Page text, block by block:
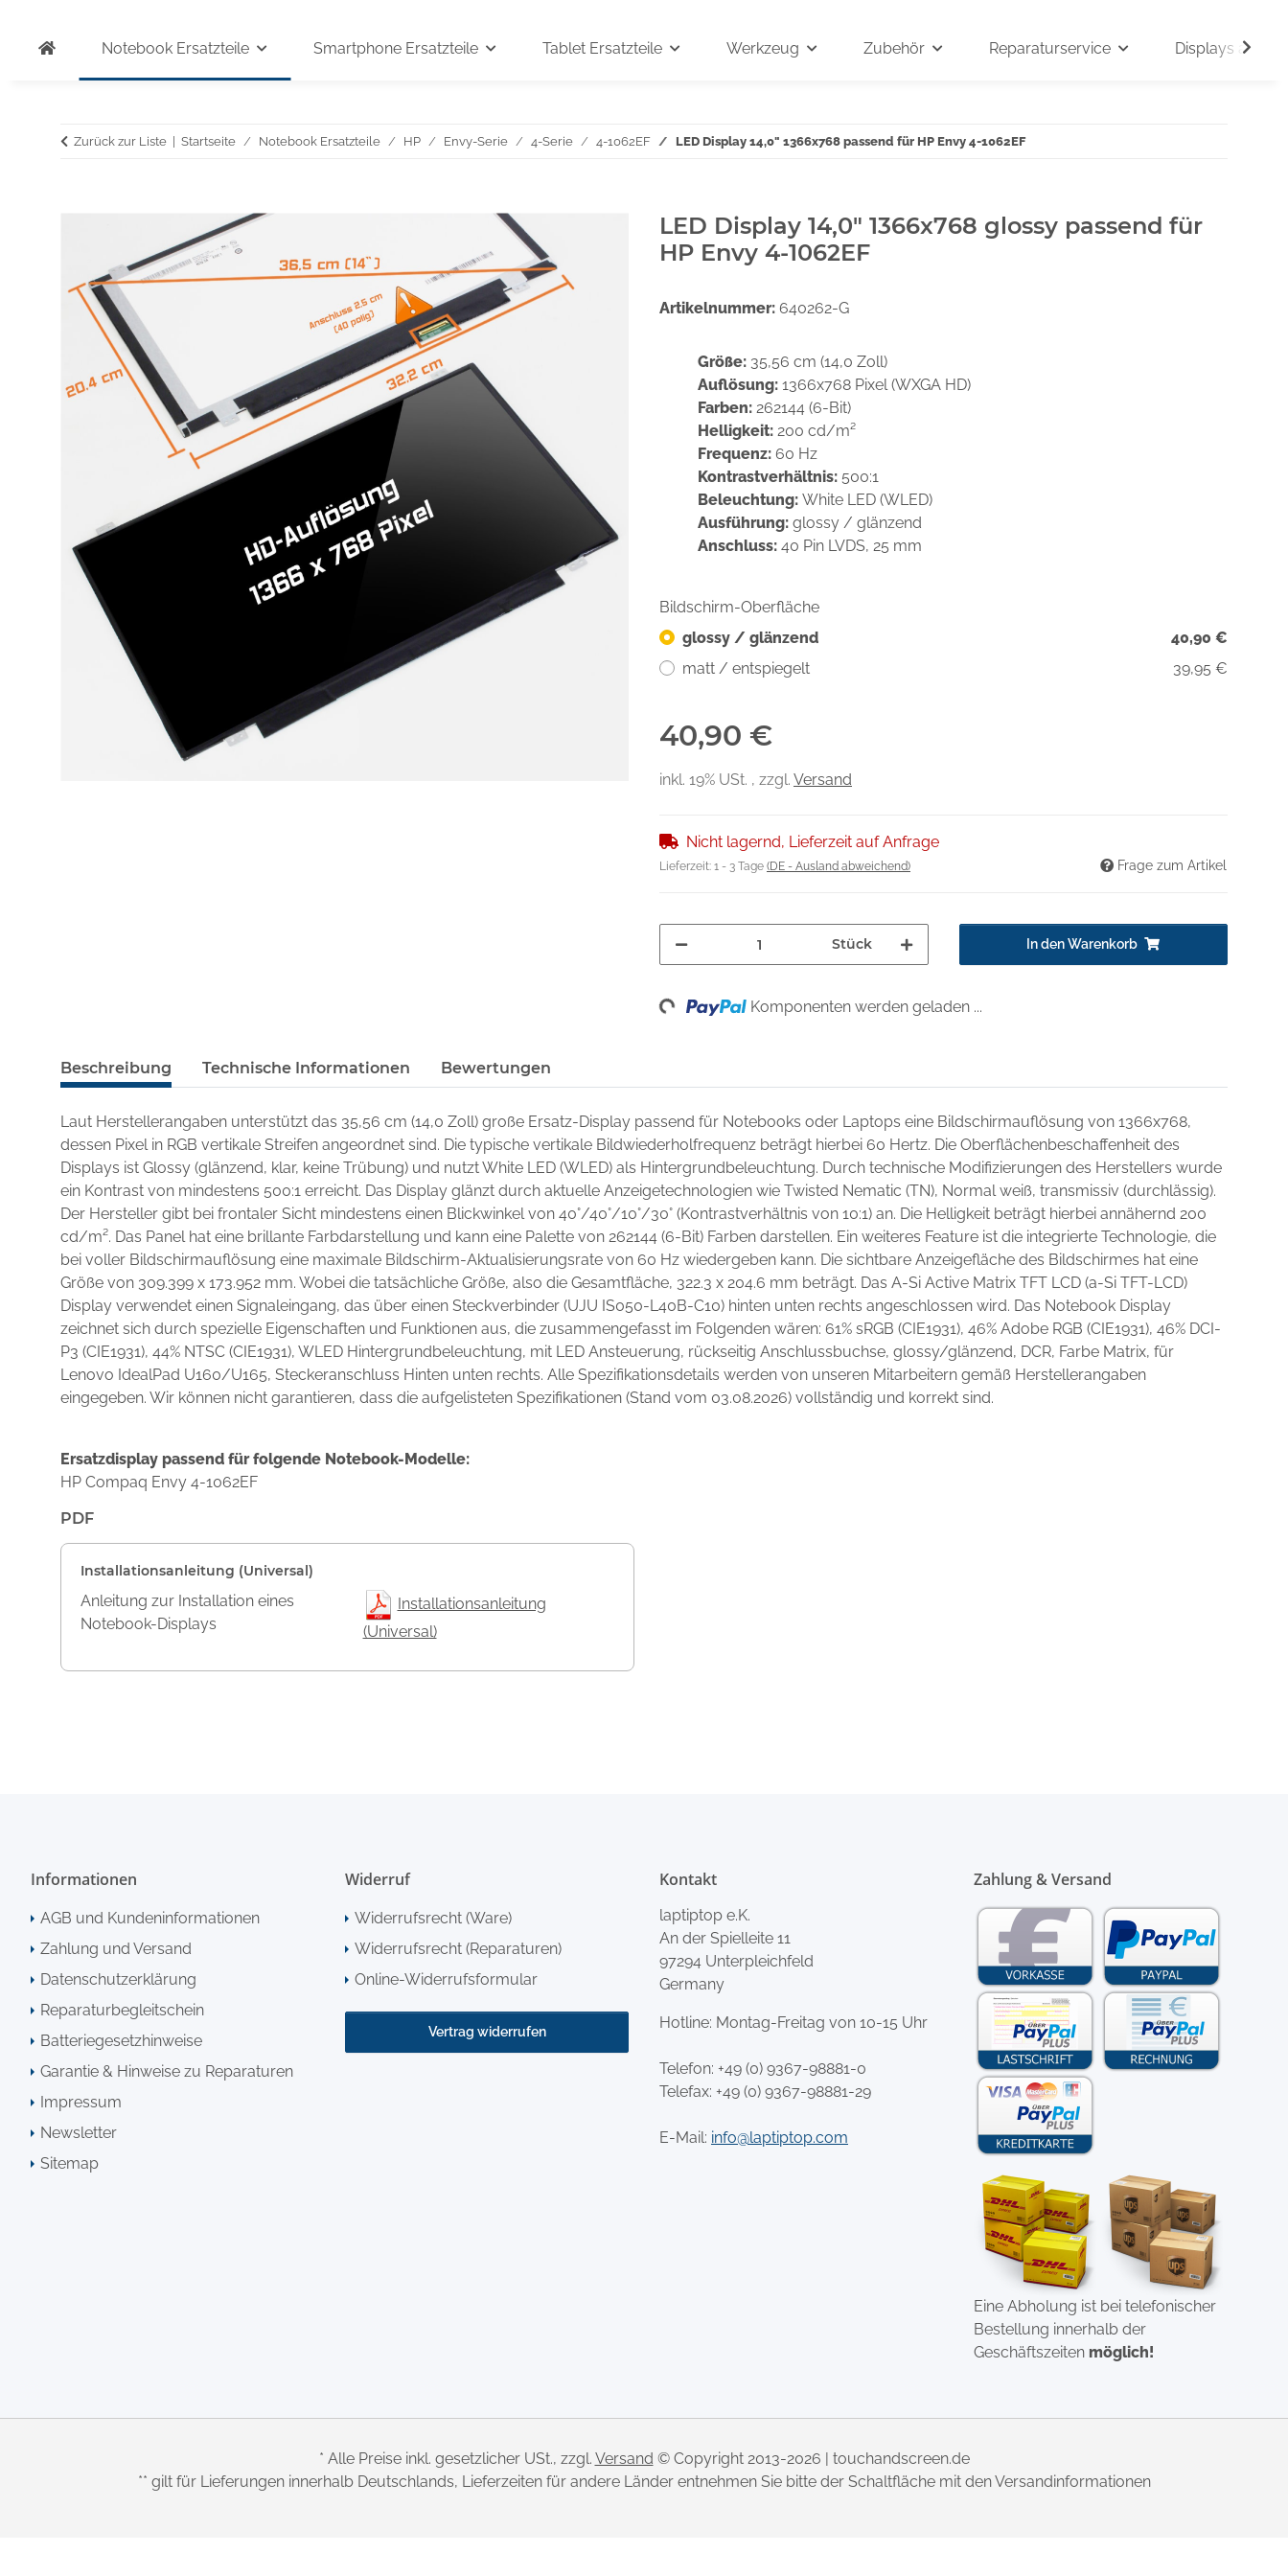
Notebook Ersatzteile Smartphone Ersatzteile Tablet Ersatzteile Werkzeug Zubehör Reparaturservice Displays auf
Zurück zur Liste Startseite Notebook Ersatzteile HP Envy-Serie 4-Serie 4-1062EF LED Display 14,0" 1366x768 passend für HP Envy 4-1062EF
LED Display 14,0" 1366x768 glossy passend für
HP Envy 4-1062EF
Artikelnummer: 640262-G
Größe: 35,56 cm (14,0 Zoll)
Auflösung: 1366x768 Pixel (WXGA HD)
Farben: 262144 (6-Bit)
Helligkeit: 200 cd/m²
Frequenz: 60 Hz
Kontrastverhältnis: 500:1
Beleuchtung: White LED (WLED)
Ausführung: glossy / glänzend
Anschluss: 40 Pin LVDS, 25 mm
Bildschirm-Oberfläche
glossy / glänzend
40,90 €
matt / entspiegelt
39,95 €
40,90 €
inkl. 19% USt. , zzgl. Versand
Nicht lagernd, Lieferzeit auf Anfrage
Lieferzeit: 1 - 3 Tage (DE - Ausland abweichend) Frage zum Artikel
Stück In den Warenkorb
Loading... Komponenten werden geladen ...
Beschreibung Technische Informationen Bewertungen
Laut Herstellerangaben unterstützt das 35,56 cm (14,0 Zoll) große Ersatz-Display passend für Notebooks oder Laptops eine Bildschirmauflösung von 1366x768,
dessen Pixel in RGB vertikale Streifen angeordnet sind. Die typische vertikale Bildwiederholfrequenz beträgt hierbei 60 Hertz. Die Oberflächenbeschaffenheit des
Displays ist Glossy (glänzend, klar, keine Trübung) und nutzt White LED (WLED) als Hintergrundbeleuchtung. Durch technische Modifizierungen des Herstellers wurde
ein Kontrast von mindestens 500:1 erreicht. Das Display glänzt durch aktuelle Anzeigetechnologien wie Twisted Nematic (TN), Normal weiß, transmissiv (durchlässig).
Der Hersteller gibt bei frontaler Sicht mindestens einen Blickwinkel von 40°/40°/10°/30° (Kontrastverhältnis von 10:1) an. Die Helligkeit beträgt hierbei annähernd 200
cd/m². Das Panel hat eine brillante Farbdarstellung und kann eine Palette von 262144 (6-Bit) Farben darstellen. Ein weiteres Feature ist die integrierte Technologie, die
bei voller Bildschirmauflösung eine maximale Bildschirm-Aktualisierungsrate von 60 Hz wiedergeben kann. Die sichtbare Anzeigefläche des Bildschirmes hat eine
Größe von 309.399 x 173.952 mm. Wobei die tatsächliche Größe, also die Gesamtfläche, 322.3 x 204.6 mm beträgt. Das A-Si Active Matrix TFT LCD (a-Si TFT-LCD)
Display verwendet einen Signaleingang, das über einen Steckverbinder (UJU IS050-L40B-C10) hinten unten rechts angeschlossen wird. Das Notebook Display
zeichnet sich durch spezielle Eigenschaften und Funktionen aus, die zusammengefasst im Folgenden wären: 61% sRGB (CIE1931), 46% Adobe RGB (CIE1931), 46% DCI-
P3 (CIE1931), 44% NTSC (CIE1931), WLED Hintergrundbeleuchtung, mit LED Ansteuerung, rückseitig Anschlussbuchse, glossy/glänzend, DCR, Farbe Matrix, für
Lenovo IdealPad U160/U165, Steckeranschluss Hinten unten rechts. Alle Spezifikationsdetails werden von unseren Mitarbeitern gemäß Herstellerangaben
eingegeben. Wir können nicht garantieren, dass die aufgelisteten Spezifikationen (Stand vom 03.08.2026) vollständig und korrekt sind.
Ersatzdisplay passend für folgende Notebook-Modelle:
HP Compaq Envy 4-1062EF
PDF
Installationsanleitung (Universal)
Anleitung zur Installation eines
Notebook-Displays
Installationsanleitung
(Universal)
Informationen
AGB und Kundeninformationen
Zahlung und Versand
Datenschutzerklärung
Reparaturbegleitschein
Batteriegesetzhinweise
Garantie & Hinweise zu Reparaturen
Impressum
Newsletter
Sitemap
Widerruf
Widerrufsrecht (Ware)
Widerrufsrecht (Reparaturen)
Online-Widerrufsformular
Vertrag widerrufen
Kontakt
laptiptop e.K.
An der Spielleite 11
97294 Unterpleichfeld
Germany
Hotline: Montag-Freitag von 10-15 Uhr
Telefon: +49 (0) 9367-98881-0
Telefax: +49 (0) 9367-98881-29
E-Mail: info@laptiptop.com
Zahlung & Versand
Eine Abholung ist bei telefonischer
Bestellung innerhalb der
Geschäftszeiten möglich!
* Alle Preise inkl. gesetzlicher USt., zzgl. Versand © Copyright 2013-2026 | touchandscreen.de
** gilt für Lieferungen innerhalb Deutschlands, Lieferzeiten für andere Länder entnehmen Sie bitte der Schaltfläche mit den Versandinformationen